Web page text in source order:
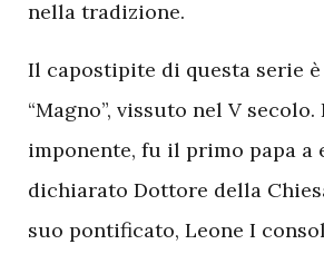
nella tradizione.
Il capostipite di questa serie è
“Magno”, vissuto nel V
imponente, fu il primo papa a
dichiarato Dottore della
suo pontificato, Leone I